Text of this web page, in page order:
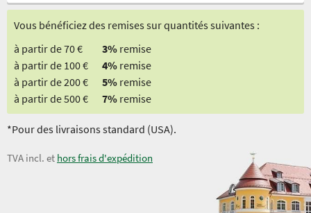
Vous bénéficiez des remises sur quantités suivantes :
à partir de 70 €
3% remise
à partir de 100 €
4% remise
à partir de 200 €
5% remise
à partir de 500 €
7% remise
*Pour des livraisons standard (USA).
TVA incl. et hors frais d'expédition